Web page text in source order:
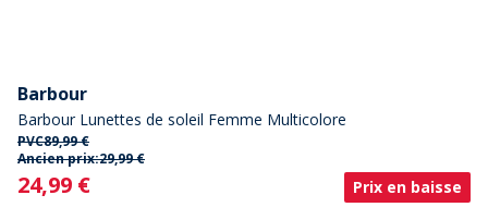
Barbour
Barbour Lunettes de soleil Femme Multicolore
PVC89,99 €
Ancien prix:29,99 €
Current
24,99 € Prix en baisse